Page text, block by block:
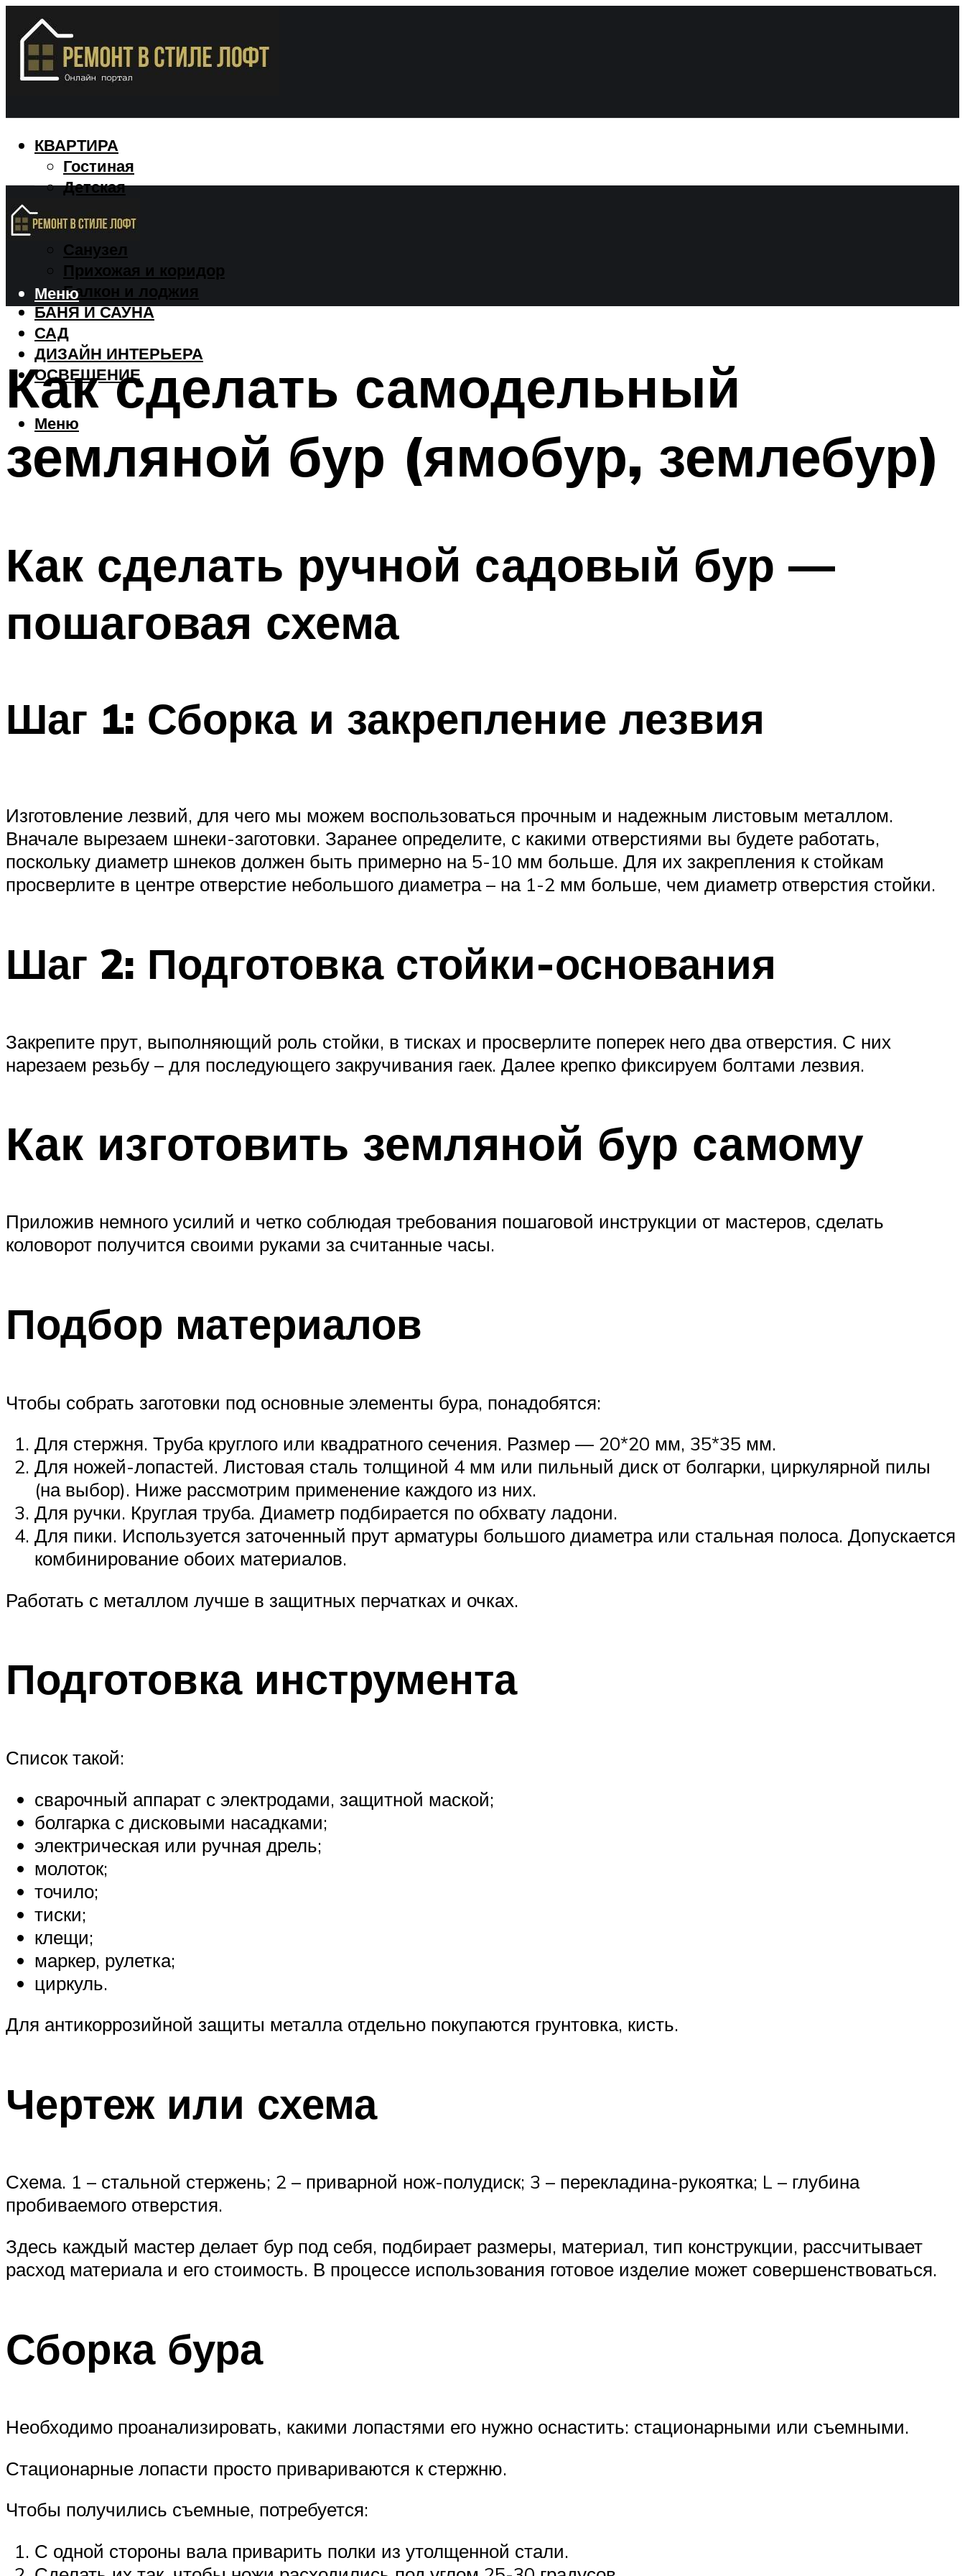
КВАРТИРА
Гостиная
Детская
Спальня
Санузел
Прихожая и коридор
Балкон и лоджия
БАНЯ И САУНА
САД
ДИЗАЙН ИНТЕРЬЕРА
ОСВЕЩЕНИЕ
Меню
Меню
Как сделать самодельный
земляной бур (ямобур, землебур)
Как сделать ручной садовый бур —
пошаговая схема
Шаг 1: Сборка и закрепление лезвия
Изготовление лезвий, для чего мы можем воспользоваться прочным и надежным листовым металлом.
Вначале вырезаем шнеки-заготовки. Заранее определите, с какими отверстиями вы будете работать,
поскольку диаметр шнеков должен быть примерно на 5-10 мм больше. Для их закрепления к стойкам
просверлите в центре отверстие небольшого диаметра – на 1-2 мм больше, чем диаметр отверстия стойки.
Шаг 2: Подготовка стойки-основания
Закрепите прут, выполняющий роль стойки, в тисках и просверлите поперек него два отверстия. С них
нарезаем резьбу – для последующего закручивания гаек. Далее крепко фиксируем болтами лезвия.
Как изготовить земляной бур самому
Приложив немного усилий и четко соблюдая требования пошаговой инструкции от мастеров, сделать
коловорот получится своими руками за считанные часы.
Подбор материалов
Чтобы собрать заготовки под основные элементы бура, понадобятся:
Для стержня. Труба круглого или квадратного сечения. Размер — 20*20 мм, 35*35 мм.
Для ножей-лопастей. Листовая сталь толщиной 4 мм или пильный диск от болгарки, циркулярной пилы
(на выбор). Ниже рассмотрим применение каждого из них.
Для ручки. Круглая труба. Диаметр подбирается по обхвату ладони.
Для пики. Используется заточенный прут арматуры большого диаметра или стальная полоса. Допускается
комбинирование обоих материалов.
Работать с металлом лучше в защитных перчатках и очках.
Подготовка инструмента
Список такой:
сварочный аппарат с электродами, защитной маской;
болгарка с дисковыми насадками;
электрическая или ручная дрель;
молоток;
точило;
тиски;
клещи;
маркер, рулетка;
циркуль.
Для антикоррозийной защиты металла отдельно покупаются грунтовка, кисть.
Чертеж или схема
Схема. 1 – стальной стержень; 2 – приварной нож-полудиск; 3 – перекладина-рукоятка; L – глубина
пробиваемого отверстия.
Здесь каждый мастер делает бур под себя, подбирает размеры, материал, тип конструкции, рассчитывает
расход материала и его стоимость. В процессе использования готовое изделие может совершенствоваться.
Сборка бура
Необходимо проанализировать, какими лопастями его нужно оснастить: стационарными или съемными.
Стационарные лопасти просто привариваются к стержню.
Чтобы получились съемные, потребуется:
С одной стороны вала приварить полки из утолщенной стали.